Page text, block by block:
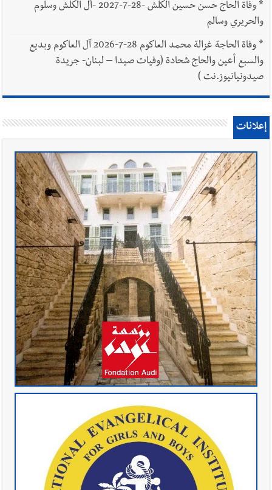
*
وفاة الحاج حسن حسين الكلش -28-7-2027 -آل الكلش وسلوم
والحريري وسالم
*
وفاة الحاجة غزالة محمد العاكوم 28-7-2026 آل العاكوم وبديع
والسبع أعين والحاج شحادة (وفيات صيدا – لبنان- جريدة
صيدونيانيوز.نت )
إعلانات